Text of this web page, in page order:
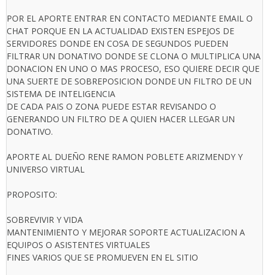
POR EL APORTE ENTRAR EN CONTACTO MEDIANTE EMAIL O
CHAT PORQUE EN LA ACTUALIDAD EXISTEN ESPEJOS DE
SERVIDORES DONDE EN COSA DE SEGUNDOS PUEDEN
FILTRAR UN DONATIVO DONDE SE CLONA O MULTIPLICA UNA
DONACION EN UNO O MAS PROCESO, ESO QUIERE DECIR QUE
UNA SUERTE DE SOBREPOSICION DONDE UN FILTRO DE UN
SISTEMA DE INTELIGENCIA
DE CADA PAIS O ZONA PUEDE ESTAR REVISANDO O
GENERANDO UN FILTRO DE A QUIEN HACER LLEGAR UN
DONATIVO.
APORTE AL DUEÑO RENE RAMON POBLETE ARIZMENDY Y
UNIVERSO VIRTUAL
PROPOSITO:
SOBREVIVIR Y VIDA
MANTENIMIENTO Y MEJORAR SOPORTE ACTUALIZACION A
EQUIPOS O ASISTENTES VIRTUALES
FINES VARIOS QUE SE PROMUEVEN EN EL SITIO